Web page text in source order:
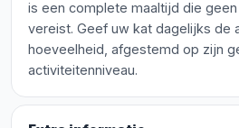
is een complete maaltijd die
vereist. Geef uw kat dagelijks de
hoeveelheid, afgestemd op zijn
activiteitenniveau.